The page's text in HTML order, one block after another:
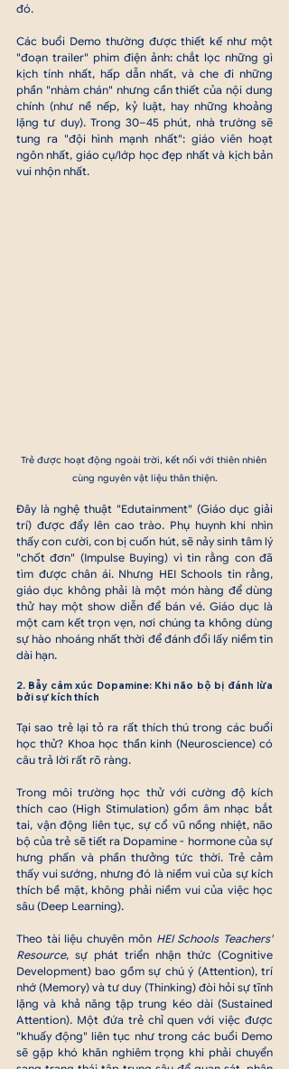
đó.
Các buổi Demo thường được thiết kế như một
"đoạn trailer" phim điện ảnh: chắt lọc những gì
kịch tính nhất, hấp dẫn nhất, và che đi những
phần "nhàm chán" nhưng cần thiết của nội dung
chính (như nề nếp, kỷ luật, hay những khoảng
lặng tư duy). Trong 30–45 phút, nhà trường sẽ
tung ra "đội hình mạnh nhất": giáo viên hoạt
ngôn nhất, giáo cụ/lớp học đẹp nhất và kịch bản
vui nhộn nhất.
Trẻ được hoạt động ngoài trời, kết nối với thiên nhiên
cùng nguyên vật liệu thân thiện.
Đây là nghệ thuật "Edutainment" (Giáo dục giải
trí) được đẩy lên cao trào. Phụ huynh khi nhìn
thấy con cười, con bị cuốn hút, sẽ nảy sinh tâm lý
"chốt đơn" (Impulse Buying) vì tin rằng con đã
tìm được chân ái. Nhưng HEI Schools tin rằng,
giáo dục không phải là một món hàng để dùng
thử hay một show diễn để bán vé. Giáo dục là
một cam kết trọn vẹn, nơi chúng ta không dùng
sự hào nhoáng nhất thời để đánh đổi lấy niềm tin
dài hạn.
2. Bẫy cảm xúc Dopamine: Khi não bộ bị đánh lừa
bởi sự kích thích
Tại sao trẻ lại tỏ ra rất thích thú trong các buổi
học thử? Khoa học thần kinh (Neuroscience) có
câu trả lời rất rõ ràng.
Trong môi trường học thử với cường độ kích
thích cao (High Stimulation) gồm âm nhạc bắt
tai, vận động liên tục, sự cổ vũ nồng nhiệt, não
bộ của trẻ sẽ tiết ra Dopamine - hormone của sự
hưng phấn và phần thưởng tức thời. Trẻ cảm
thấy vui sướng, nhưng đó là niềm vui của sự kích
thích bề mặt, không phải niềm vui của việc học
sâu (Deep Learning).
Theo tài liệu chuyên môn HEI Schools Teachers'
Resource, sự phát triển nhận thức (Cognitive
Development) bao gồm sự chú ý (Attention), trí
nhớ (Memory) và tư duy (Thinking) đòi hỏi sự tĩnh
lặng và khả năng tập trung kéo dài (Sustained
Attention). Một đứa trẻ chỉ quen với việc được
"khuấy động" liên tục như trong các buổi Demo
sẽ gặp khó khăn nghiêm trọng khi phải chuyển